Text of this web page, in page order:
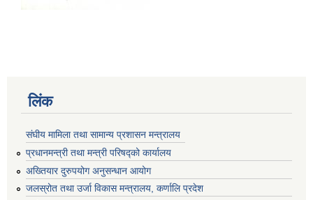
लिंक
संघीय मामिला तथा सामान्य प्रशासन मन्त्रालय
प्रधानमन्त्री तथा मन्त्री परिषद्को कार्यालय
अख्तियार दुरुपयोग अनुसन्धान आयोग
जलस्रोत तथा उर्जा विकास मन्त्रालय, कर्णालि प्रदेश